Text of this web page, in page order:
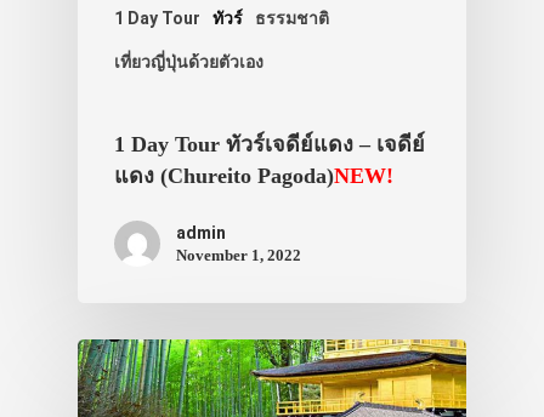
1 Day Tour ทัวร์ ธรรมชาติ
เที่ยวญี่ปุ่นด้วยตัวเอง
1 Day Tour ทัวร์เจดีย์แดง – เจดีย์
แดง (Chureito Pagoda)NEW!
admin
November 1, 2022